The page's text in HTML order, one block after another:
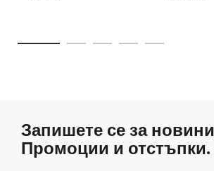
Запишете се за новини
Промоции и отстъпки.